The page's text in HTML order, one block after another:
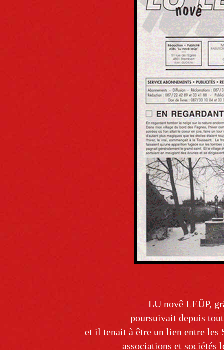
LU novê LEÛP,
poursuivait depuis
et il tenait à être un lien entre les
associations et sociétés